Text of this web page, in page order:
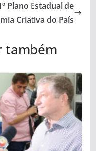
Plano Estadual de
Criativa do País
também